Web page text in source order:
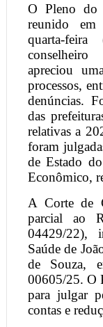
O Pleno do
reunido em
quarta-
apreciou
processos,
denúncias.
das
relativas a
foram
de Estado
Econômico,
A Corte de
parcial ao
04429/22),
Saúde de
de Souza,
00605/25. O
para julgar
contas e